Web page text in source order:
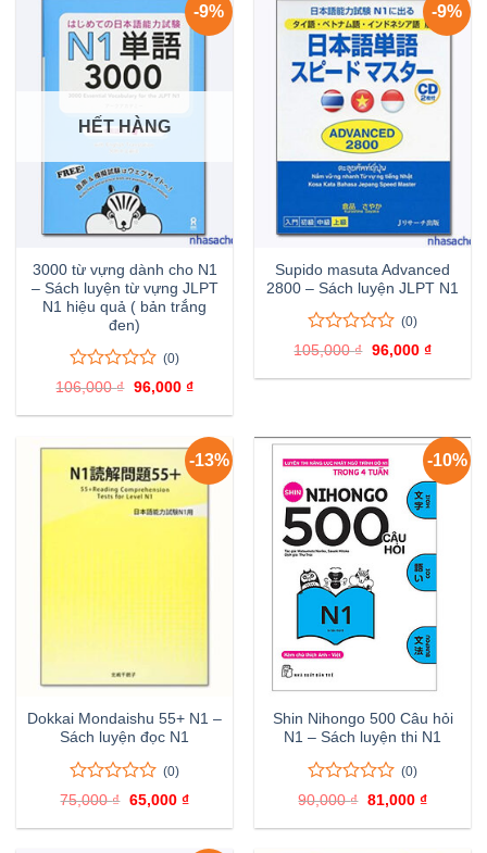
-9%
HẾT HÀNG
3000 từ vựng dành cho N1
– Sách luyện từ vựng JLPT
N1 hiệu quả ( bản trắng
đen)
0
trên
5
0
giá
(0)
106,000₫ Giá
là:
96,000 ₫Giá
tại
96,000 ₫.
-9%
Supido masuta Advanced
2800 – Sách luyện JLPT N1
0
trên
5
0
(0)
105,000₫ Giá
là:
96,000 ₫Giá
tại
-13%
Dokkai Mondaishu 55+ N1 –
Sách luyện đọc N1
0
trên
5
0
(0)
75,000₫ Giá
là:
65,000 ₫Giá
tại
-10%
Shin Nihongo 500 Câu hỏi
N1 – Sách luyện thi N1
0
trên
5
0
(0)
90,000₫ Giá
là:
81,000 ₫Giá
tại